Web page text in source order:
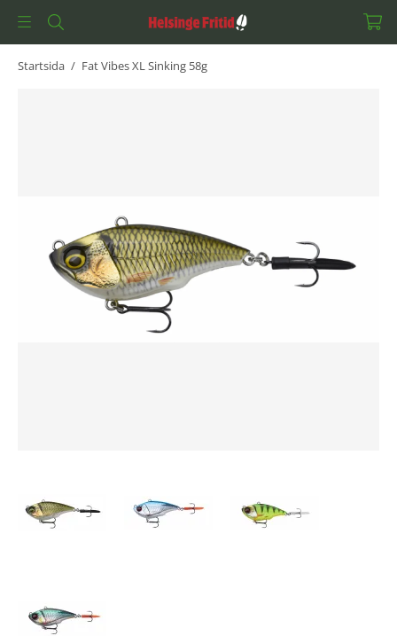
Startsida / Fat Vibes XL Sinking 58g